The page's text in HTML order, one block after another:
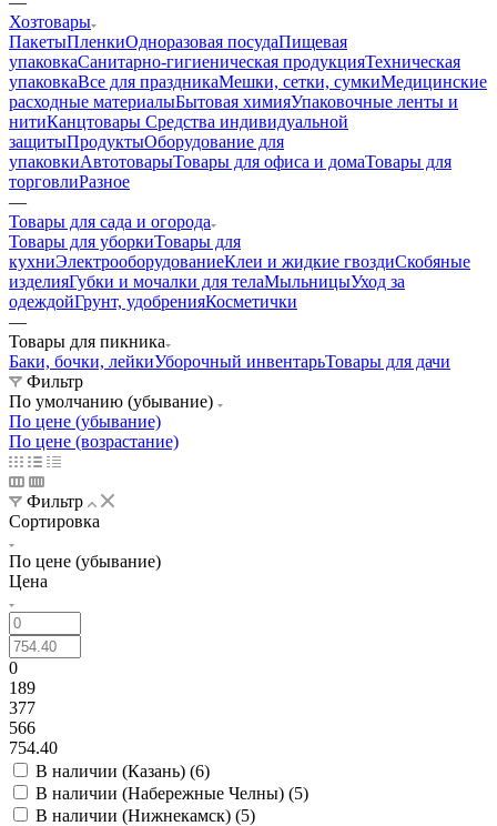
Хозтовары
ПакетыПленкиОдноразовая посудаПищевая
упаковкаСанитарно-гигиеническая продукцияТехническая
упаковкаВсе для праздникаМешки, сетки, сумкиМедицинские
расходные материалыБытовая химияУпаковочные ленты и
нитиКанцтовары Средства индивидуальной
защитыПродуктыОборудование для
упаковкиАвтотоварыТовары для офиса и домаТовары для
торговлиРазное
—
Товары для сада и огорода
Товары для уборкиТовары для
кухниЭлектрооборудованиеКлеи и жидкие гвоздиСкобяные
изделияГубки и мочалки для телаМыльницыУход за
одеждойГрунт, удобренияКосметички
—
Товары для пикника
Баки, бочки, лейкиУборочный инвентарьТовары для дачи
Фильтр
По умолчанию (убывание)
По цене (убывание)
По цене (возрастание)
Фильтр
Сортировка
По цене (убывание)
Цена
0
189
377
566
754.40
В наличии (Казань) (6)
В наличии (Набережные Челны) (5)
В наличии (Нижнекамск) (5)